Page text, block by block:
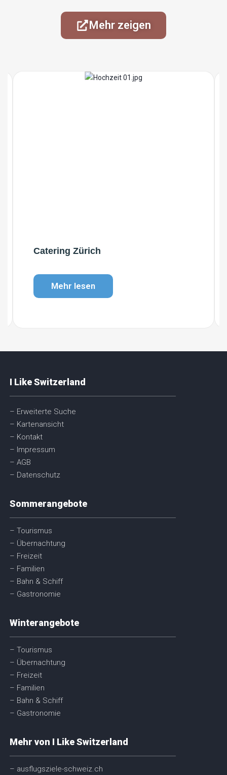
Mehr zeigen
Catering Zürich
Mehr lesen
I Like Switzerland
– Erweiterte Suche
– Kartenansicht
– Kontakt
– Impressum
– AGB
– Datenschutz
Sommerangebote
– Tourismus
– Übernachtung
– Freizeit
– Familien
– Bahn & Schiff
– Gastronomie
Winterangebote
– Tourismus
– Übernachtung
– Freizeit
– Familien
– Bahn & Schiff
– Gastronomie
Mehr von I Like Switzerland
– ausflugsziele-schweiz.ch